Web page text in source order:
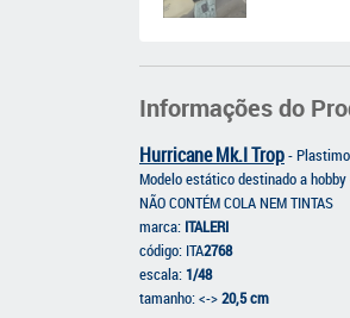
Informações do
Hurricane Mk.I Trop-
Modelo estático destinado a hobby
NÃO CONTÉM COLA NEM TINTAS
marca: ITALERI
código: ITA2768
escala: 1/48
tamanho: <->20,5 cm